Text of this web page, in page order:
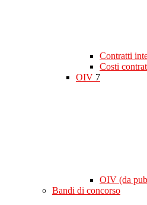
Contratti
Costi
OIV 7
OIV (da
Bandi di concorso